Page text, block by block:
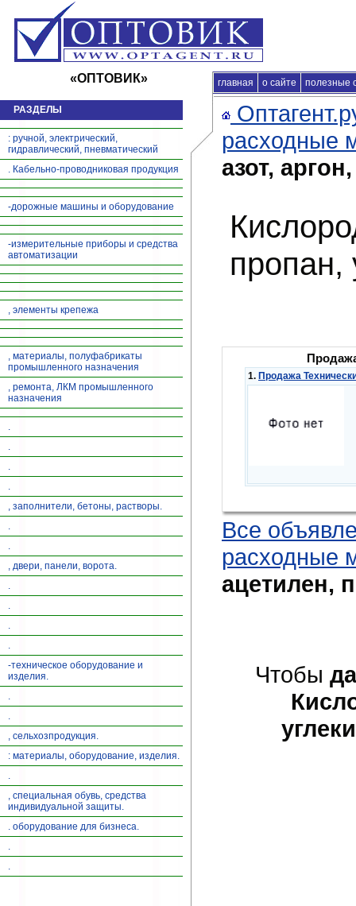
главная о сайте полезные
«ОПТОВИК» Главная|продажа
РАЗДЕЛЫ
: ручной, электрический,
гидравлический, пневматический
. Кабельно-проводниковая продукция
-дорожные машины и оборудование
-измерительные приборы и средства
автоматизации
, элементы крепежа
, материалы, полуфабрикаты
промышленного назначения
, ремонта, ЛКМ промышленного
назначения
.
.
.
.
, заполнители, бетоны, растворы.
.
.
, двери, панели, ворота.
.
.
.
.
-техническое оборудование и
изделия.
.
.
, сельхозпродукция.
: материалы, оборудование, изделия.
.
, специальная обувь, средства
индивидуальной защиты.
. оборудование для бизнеса.
.
.
расходные
азот,
пропан,
1. Продажа
Все
расходные
ацетилен,
Чтобы